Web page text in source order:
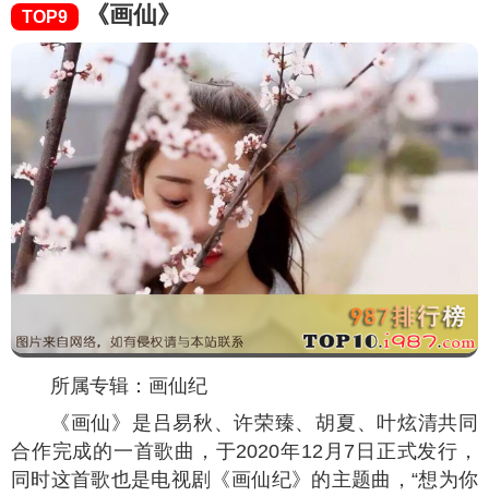
TOP9 《画仙》
所属专辑：画仙纪
《画仙》是吕易秋、许荣臻、胡夏、叶炫清共同
合作完成的一首歌曲，于2020年12月7日正式发行，
同时这首歌也是电视剧《画仙纪》的主题曲，“想为你